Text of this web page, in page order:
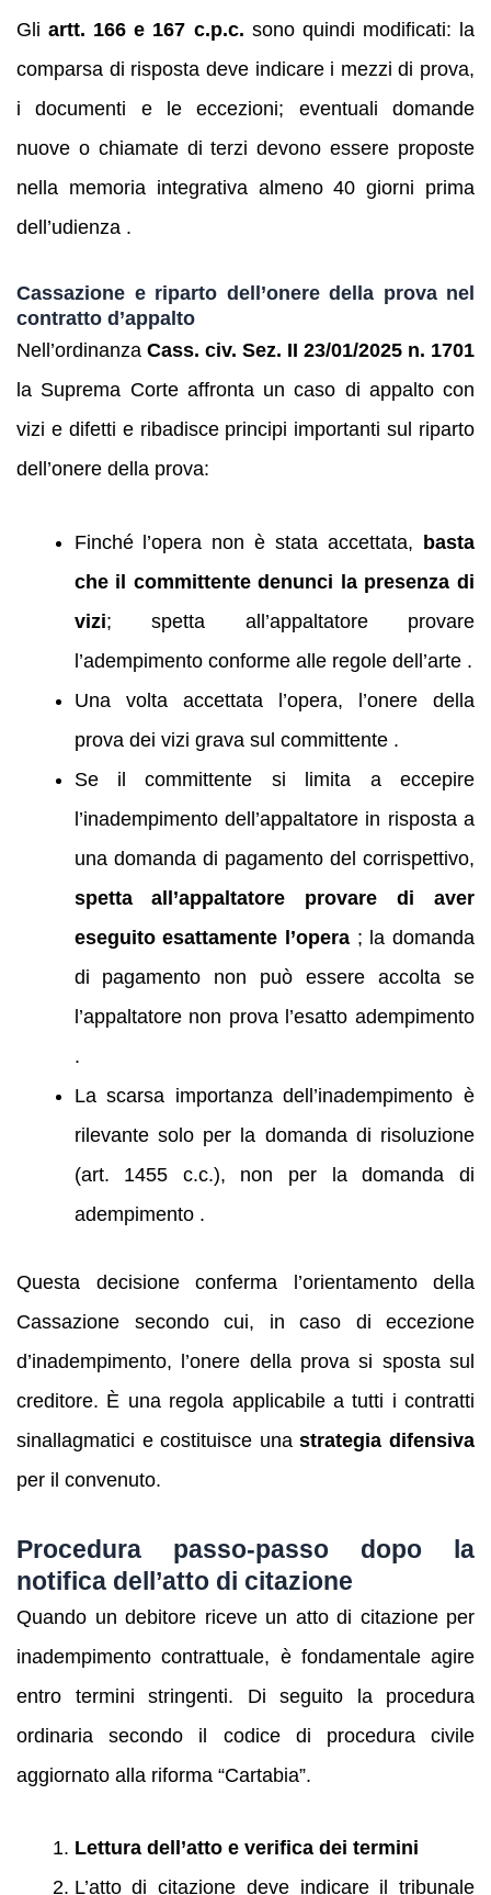
Gliartt. 166 e 167 c.p.c. sono quindi modificati: la
comparsa di risposta deve indicare i mezzi di prova,
i documenti e le eccezioni; eventuali domande
nuove o chiamate di terzi devono essere proposte
nella memoria integrativa almeno 40 giorni prima
dell’udienza .
Cassazione e riparto dell’onere della prova nel
contratto d’appalto
Nell’ordinanza Cass. civ. Sez. II 23/01/2025 n. 1701
la Suprema Corte affronta un caso di appalto con
vizi e difetti e ribadisce principi importanti sul riparto
dell’onere della prova:
Finché l’opera non è stata accettata, basta
che il committente denunci la presenza di
vizi; spetta all’appaltatore provare
l’adempimento conforme alle regole dell’arte .
Una volta accettata l’opera, l’onere della
prova dei vizi grava sul committente .
Se il committente si limita a eccepire
l’inadempimento dell’appaltatore in risposta a
una domanda di pagamento del corrispettivo,
spetta all’appaltatore provare di aver
eseguito esattamente l’opera; la domanda
di pagamento non può essere accolta se
l’appaltatore non prova l’esatto adempimento
.
La scarsa importanza dell’inadempimento è
rilevante solo per la domanda di risoluzione
(art. 1455 c.c.), non per la domanda di
adempimento .
Questa decisione conferma l’orientamento della
Cassazione secondo cui, in caso di eccezione
d’inadempimento, l’onere della prova si sposta sul
creditore. È una regola applicabile a tutti i contratti
sinallagmatici e costituisce unastrategia difensiva
per il convenuto.
Procedura passo‑passo dopo la
notifica dell’atto di citazione
Quando un debitore riceve un atto di citazione per
inadempimento contrattuale, è fondamentale agire
entro termini stringenti. Di seguito la procedura
ordinaria secondo il codice di procedura civile
aggiornato alla riforma “Cartabia”.
Lettura dell’atto e verifica dei termini
L’atto di citazione deve indicare il tribunale